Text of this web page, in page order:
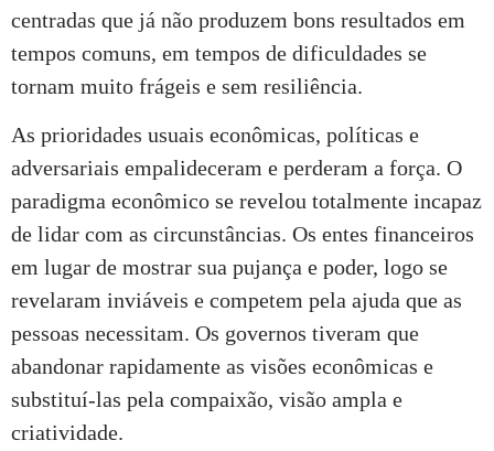
centradas que já não produzem bons resultados em
tempos comuns, em tempos de dificuldades se
tornam muito frágeis e sem resiliência.
As prioridades usuais econômicas, políticas e
adversariais empalideceram e perderam a força. O
paradigma econômico se revelou totalmente incapaz
de lidar com as circunstâncias. Os entes financeiros
em lugar de mostrar sua pujança e poder, logo se
revelaram inviáveis e competem pela ajuda que as
pessoas necessitam. Os governos tiveram que
abandonar rapidamente as visões econômicas e
substituí-las pela compaixão, visão ampla e
criatividade.